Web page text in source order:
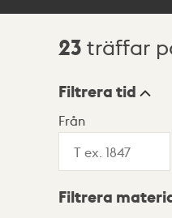
23 träffar
Visningsläge
Lista
Filtrera tid
Från
Filtrera